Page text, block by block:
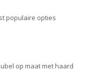
populaire opties
op maat met haard